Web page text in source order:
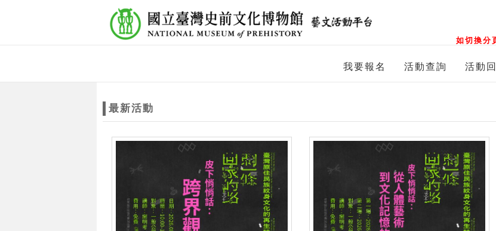
如切換分
我要報名 活動查詢 活動
最新活動